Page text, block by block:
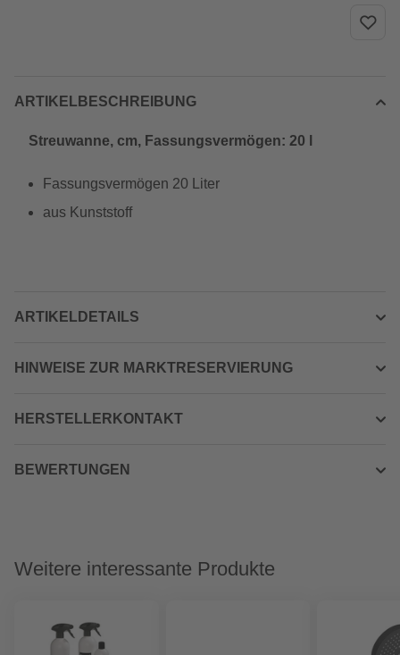
ARTIKELBESCHREIBUNG
Streuwanne, cm, Fassungsvermögen: 20 l
Fassungsvermögen 20 Liter
aus Kunststoff
ARTIKELDETAILS
HINWEISE ZUR MARKTRESERVIERUNG
HERSTELLERKONTAKT
BEWERTUNGEN
Weitere interessante Produkte